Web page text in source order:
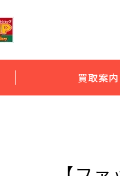
買取案内